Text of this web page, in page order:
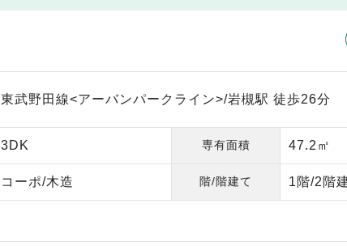
東武野田線<アーバンパークライン>/岩槻駅 徒歩26分
3DK 専有面積 47.2㎡
コーポ/木造 階/階建て 1階/2階